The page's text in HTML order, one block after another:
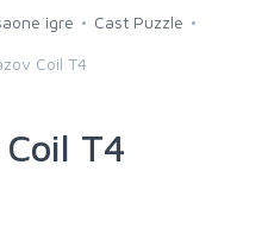
igre Cast Puzzle
Coil T4
T4